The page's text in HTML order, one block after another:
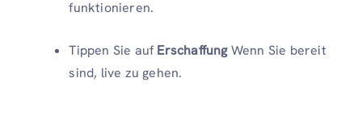
funktionieren.
Tippen Sie aufErschaffungWenn Sie bereit
sind, live zu gehen.